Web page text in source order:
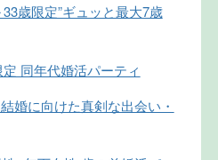
歳限定”ギュッと最大7歳
同年代婚活パーティ
婚に向けた真剣な出会い・